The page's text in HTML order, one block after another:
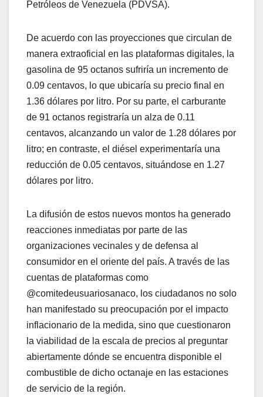
Petróleos de Venezuela (PDVSA).
​De acuerdo con las proyecciones que circulan de
manera extraoficial en las plataformas digitales, la
gasolina de 95 octanos sufriría un incremento de
0.09 centavos, lo que ubicaría su precio final en
1.36 dólares por litro. Por su parte, el carburante
de 91 octanos registraría un alza de 0.11
centavos, alcanzando un valor de 1.28 dólares por
litro; en contraste, el diésel experimentaría una
reducción de 0.05 centavos, situándose en 1.27
dólares por litro.
​La difusión de estos nuevos montos ha generado
reacciones inmediatas por parte de las
organizaciones vecinales y de defensa al
consumidor en el oriente del país. A través de las
cuentas de plataformas como
@comitedeusuariosanaco, los ciudadanos no solo
han manifestado su preocupación por el impacto
inflacionario de la medida, sino que cuestionaron
la viabilidad de la escala de precios al preguntar
abiertamente dónde se encuentra disponible el
combustible de dicho octanaje en las estaciones
de servicio de la región.